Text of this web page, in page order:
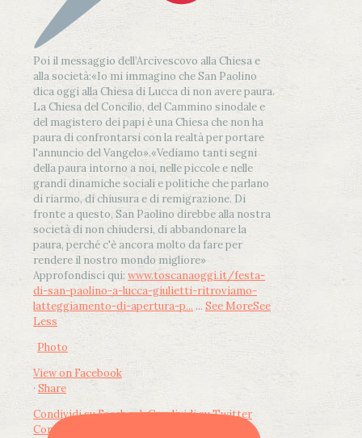
Poi il messaggio dell’Arcivescovo alla Chiesa e
alla società:«Io mi immagino che San Paolino
dica oggi alla Chiesa di Lucca di non avere paura.
La Chiesa del Concilio, del Cammino sinodale e
del magistero dei papi è una Chiesa che non ha
paura di confrontarsi con la realtà per portare
l'annuncio del Vangelo».«Vediamo tanti segni
della paura intorno a noi, nelle piccole e nelle
grandi dinamiche sociali e politiche che parlano
di riarmo, di chiusura e di remigrazione. Di
fronte a questo, San Paolino direbbe alla nostra
società di non chiudersi, di abbandonare la
paura, perché c'è ancora molto da fare per
rendere il nostro mondo migliore»
Approfondisci qui: www.toscanaoggi.it/festa-
di-san-paolino-a-lucca-giulietti-ritroviamo-
latteggiamento-di-apertura-p... ... See MoreSee
Less
Photo
View on Facebook
· Share
Condividi su FacebookCondividi su Twitter
Condividi su LinkedIn